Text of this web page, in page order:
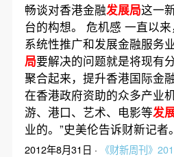
畅谈对香港金融发展局这一
台的构想。 危机感 一直以
系统性推广和发展金融服务
局要解决的问题就是将现有
聚合起来，提升香港国际金
在香港政府资助的众多产业
游、港口、艺术、电影等发
业的。”史美伦告诉财新记
2012年8月31日 · 《财新周刊》